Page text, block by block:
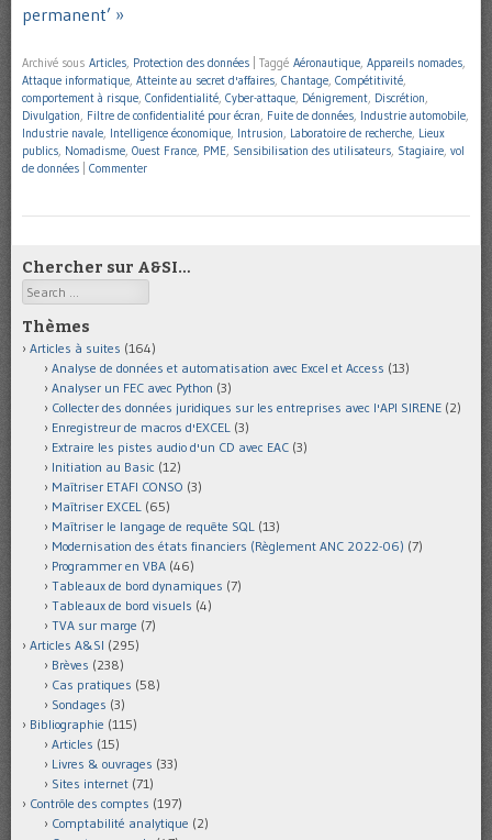
permanent’ »
Archivé sous Articles, Protection des données Taggé Aéronautique, Appareils nomades,
Attaque informatique, Atteinte au secret d'affaires, Chantage, Compétitivité,
comportement à risque, Confidentialité, Cyber-attaque, Dénigrement, Discrétion,
Divulgation, Filtre de confidentialité pour écran, Fuite de données, Industrie automobile,
Industrie navale, Intelligence économique, Intrusion, Laboratoire de recherche, Lieux
publics, Nomadisme, Ouest France, PME, Sensibilisation des utilisateurs, Stagiaire, vol
de données
Commenter
Chercher sur A&SI…
Search
Thèmes
Articles à suites (164)
Analyse de données et automatisation avec Excel et Access (13)
Analyser un FEC avec Python (3)
Collecter des données juridiques sur les entreprises avec l'API SIRENE (2)
Enregistreur de macros d'EXCEL (3)
Extraire les pistes audio d'un CD avec EAC (3)
Initiation au Basic (12)
Maîtriser ETAFI CONSO (3)
Maîtriser EXCEL (65)
Maîtriser le langage de requête SQL (13)
Modernisation des états financiers (Règlement ANC 2022-06) (7)
Programmer en VBA (46)
Tableaux de bord dynamiques (7)
Tableaux de bord visuels (4)
TVA sur marge (7)
Articles A&SI (295)
Brèves (238)
Cas pratiques (58)
Sondages (3)
Bibliographie (115)
Articles (15)
Livres & ouvrages (33)
Sites internet (71)
Contrôle des comptes (197)
Comptabilité analytique (2)